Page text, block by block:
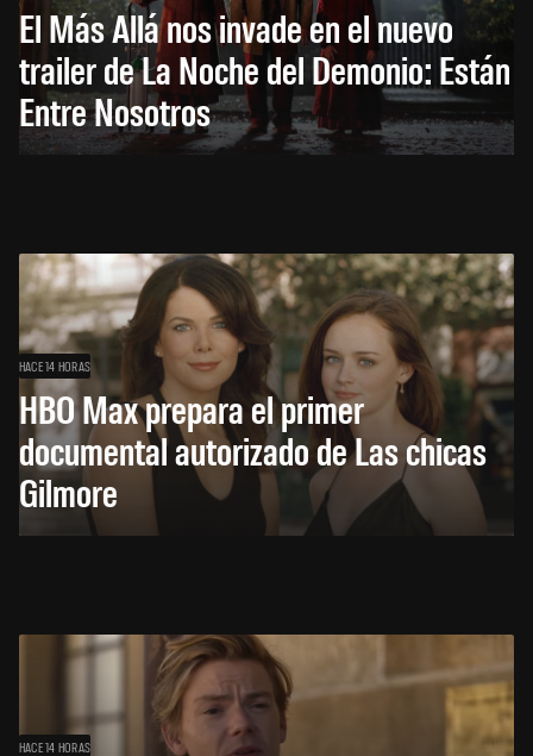
El Más Allá nos invade en el nuevo
trailer de La Noche del Demonio: Están
Entre Nosotros
HACE 14 HORAS
HBO Max prepara el primer
documental autorizado de Las chicas
Gilmore
HACE 14 HORAS